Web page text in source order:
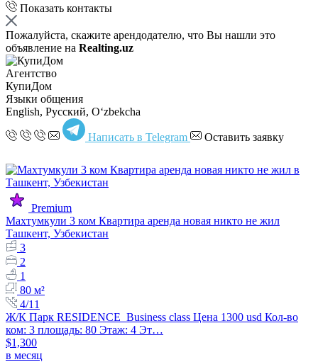
Показать контакты
Пожалуйста, скажите арендодателю, что Вы нашли это
объявление на Realting.uz
Агентство
КупиДом
Языки общения
English, Русский, Oʻzbekcha
Написать в Telegram Оставить заявку
Premium
Махтумкули 3 ком Квартира аренда новая никто не жил
Ташкент, Узбекистан
3
2
1
80 м²
4/11
Ж/К Парк RESIDENCE Business class Цена 1300 usd Кол-во
ком: 3 площадь: 80 Этаж: 4 Эт…
$1,300
в месяц